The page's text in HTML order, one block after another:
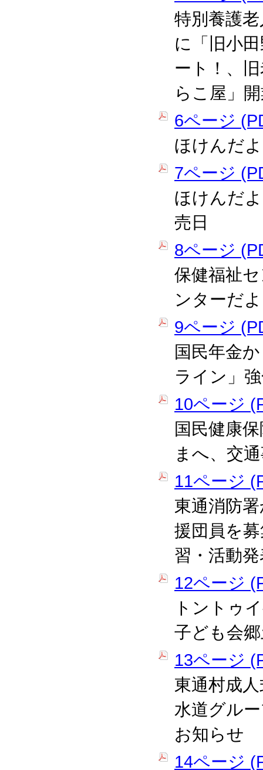
特別養護
に「旧小
ート！、
らこ屋」
6ページ
ほけんだ
7ページ
ほけんだ
売日
8ページ
保健福祉
ンターだ
9ページ
国民年金
ライン」
10ページ
国民健康
まへ、交
11ページ
東通消防
援団員を
習・活動
12ページ
トントゥ
子ども会
13ページ
東通村成
水道グル
お知らせ
14ページ